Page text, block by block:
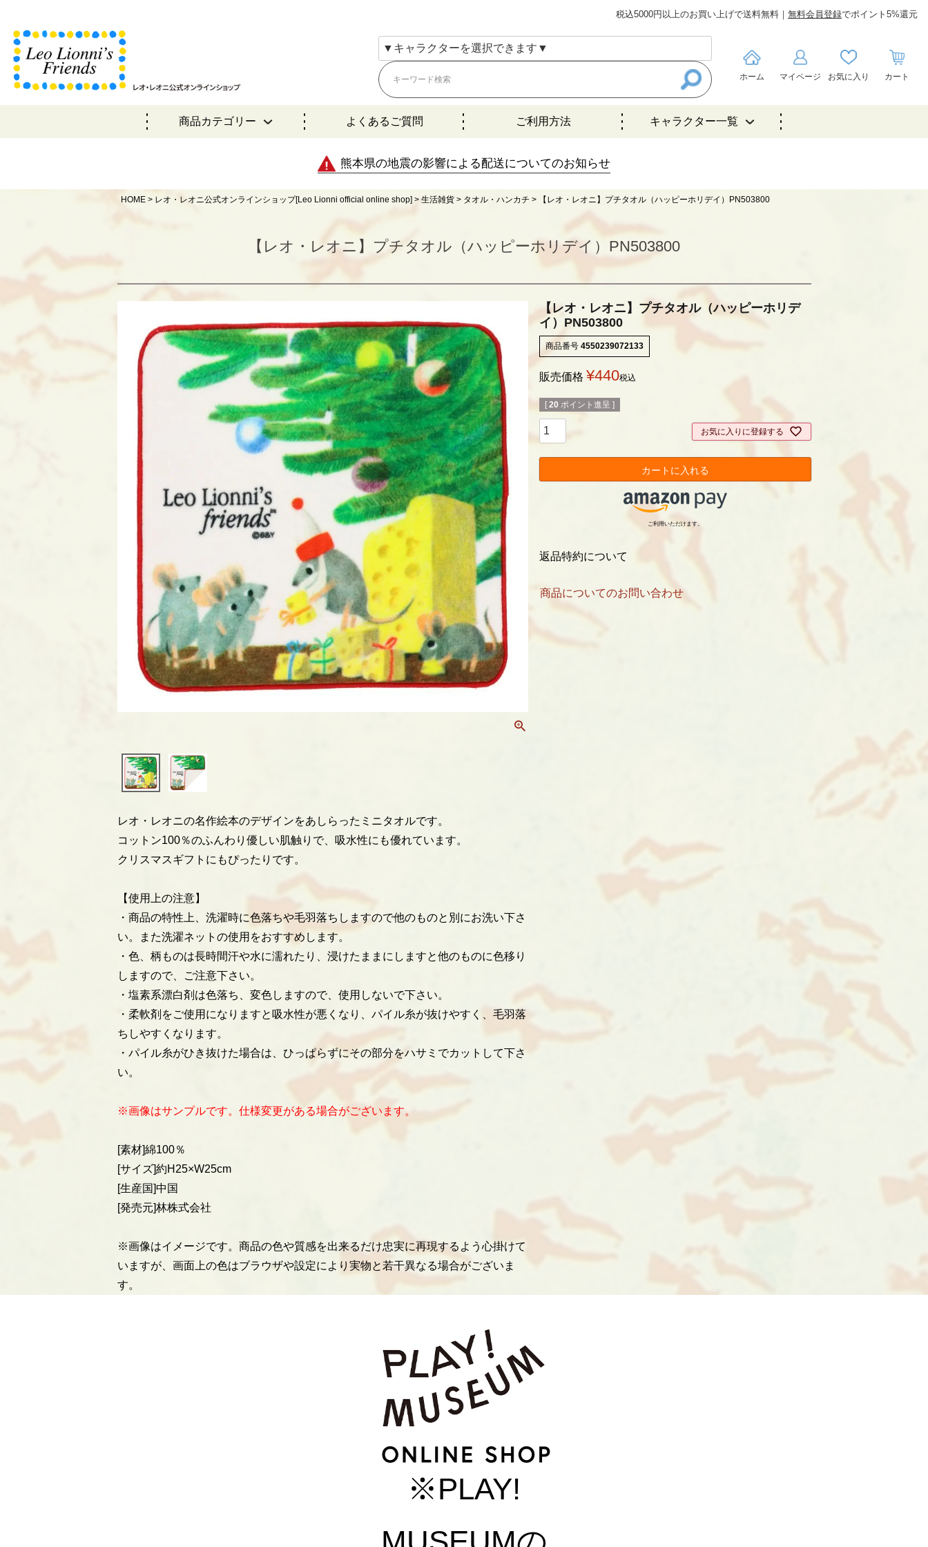
税込5000円以上のお買い上げで送料無料｜ 無料会員登録でポイント5%還元
ホーム マイページ お気に入り カート
商品カテゴリー よくあるご質問 ご利用方法 キャラクター一覧
熊本県の地震の影響による配送についてのお知らせ
HOME レオ・レオニ公式オンラインショップ[Leo Lionni official online shop] 生活雑貨 タオル・ハンカチ 【レオ・レオニ】プチタオル（ハッピーホリデイ）PN503800
【レオ・レオニ】プチタオル（ハッピーホリデイ）PN503800
【レオ・レオニ】プチタオル（ハッピーホリデ
イ）PN503800
商品番号 4550239072133
販売価格 ¥440税込
[ 20 ポイント進呈 ]
お気に入りに登録する
カートに入れる
ご利用いただけます。
返品特約について
商品についてのお問い合わせ
レオ・レオニの名作絵本のデザインをあしらったミニタオルです。
コットン100％のふんわり優しい肌触りで、吸水性にも優れています。
クリスマスギフトにもぴったりです。
【使用上の注意】
・商品の特性上、洗濯時に色落ちや毛羽落ちしますので他のものと別にお洗い下さ
い。また洗濯ネットの使用をおすすめします。
・色、柄ものは長時間汗や水に濡れたり、浸けたままにしますと他のものに色移り
しますので、ご注意下さい。
・塩素系漂白剤は色落ち、変色しますので、使用しないで下さい。
・柔軟剤をご使用になりますと吸水性が悪くなり、パイル糸が抜けやすく、毛羽落
ちしやすくなります。
・パイル糸がひき抜けた場合は、ひっぱらずにその部分をハサミでカットして下さ
い。
※画像はサンプルです。仕様変更がある場合がございます。
[素材]綿100％
[サイズ]約H25×W25cm
[生産国]中国
[発売元]林株式会社
※画像はイメージです。商品の色や質感を出来るだけ忠実に再現するよう心掛けて
いますが、画面上の色はブラウザや設定により実物と若干異なる場合がございま
す。
※PLAY!